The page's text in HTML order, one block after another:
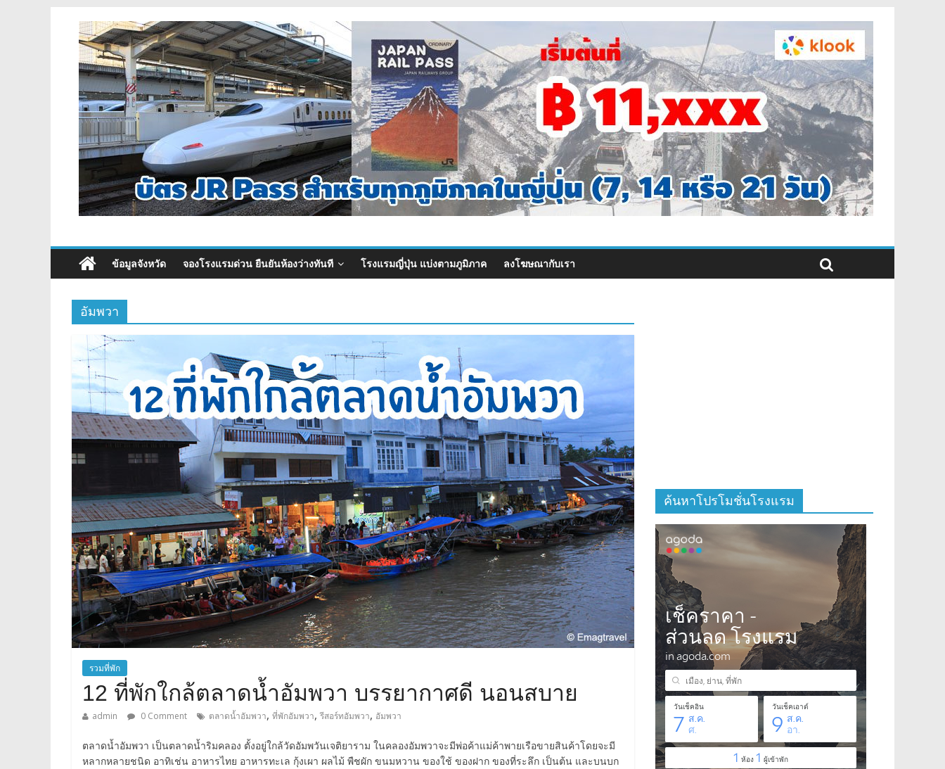
ข้อมูลจังหวัด จองโรงแรมด่วน ยืนยันห้องว่างทันที โรงแรมญี่ปุ่น แบ่งตามภูมิภาค ลงโฆษณากับเรา
อัมพวา
รวมที่พัก
12 ที่พักใกล้ตลาดน้ำอัมพวา บรรยากาศดี นอนสบาย
admin 0 Comment ตลาดน้ำอัมพวา, ที่พักอัมพวา,รีสอร์ทอัมพวา, อัมพวา
ตลาดน้ำอัมพวา เป็นตลาดน้ำริมคลอง ตั้งอยู่ใกล้วัดอัมพวันเจติยาราม ในคลองอัมพวาจะมีพ่อค้าแม่ค้าพายเรือขายสินค้าโดยจะมี
หลากหลายชนิด อาทิเช่น อาหารไทย อาหารทะเล กุ้งเผา ผลไม้ พืชผัก ขนมหวาน ของใช้ ของฝาก ของที่ระลึก เป็นต้น และบนบก
ค้นหาโปรโมชั่นโรงแรม